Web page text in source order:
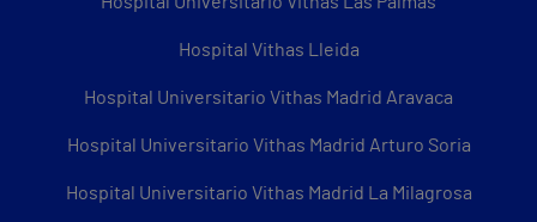
Hospital Vithas Lleida
Hospital Universitario Vithas Madrid Aravaca
Hospital Universitario Vithas Madrid Arturo Soria
Hospital Universitario Vithas Madrid La Milagrosa